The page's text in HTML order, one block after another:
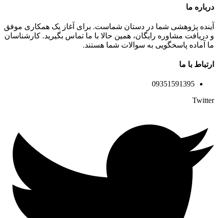
درباره ما
آینده پژوهشی شما در دستان شماست. برای آغاز یک همکاری موفق
و دریافت مشاوره رایگان، همین حالا با ما تماس بگیرید. کارشناسان
ما آماده پاسخگویی به سوالات شما هستند.
ارتباط با ما
09351591395
Twitter